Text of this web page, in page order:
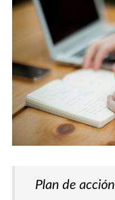
Plan de acción